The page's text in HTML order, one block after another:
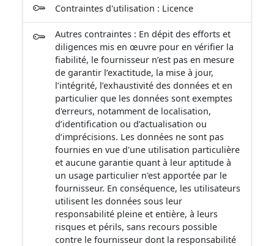
Contraintes d'utilisation : Licence
Autres contraintes : En dépit des efforts et
diligences mis en œuvre pour en vérifier la
fiabilité, le fournisseur n’est pas en mesure
de garantir l’exactitude, la mise à jour,
l’intégrité, l’exhaustivité des données et en
particulier que les données sont exemptes
d'erreurs, notamment de localisation,
d’identification ou d’actualisation ou
d’imprécisions. Les données ne sont pas
fournies en vue d'une utilisation particulière
et aucune garantie quant à leur aptitude à
un usage particulier n'est apportée par le
fournisseur. En conséquence, les utilisateurs
utilisent les données sous leur
responsabilité pleine et entière, à leurs
risques et périls, sans recours possible
contre le fournisseur dont la responsabilité